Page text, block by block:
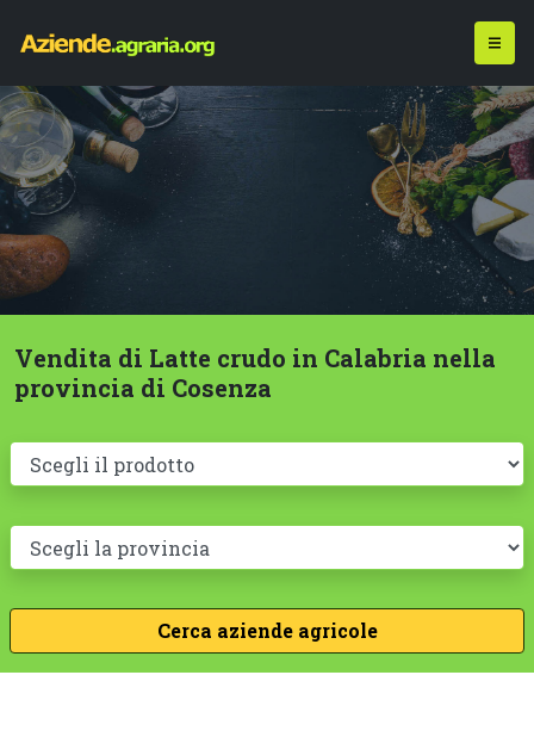
Vendita di Latte crudo in Calabria nella
provincia di Cosenza